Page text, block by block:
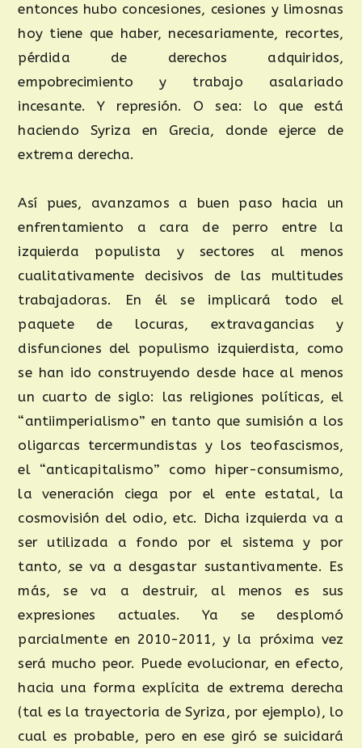
entonces hubo concesiones, cesiones y limosnas
hoy tiene que haber, necesariamente, recortes,
pérdida de derechos adquiridos,
empobrecimiento y trabajo asalariado
incesante. Y represión. O sea: lo que está
haciendo Syriza en Grecia, donde ejerce de
extrema derecha.
Así pues, avanzamos a buen paso hacia un
enfrentamiento a cara de perro entre la
izquierda populista y sectores al menos
cualitativamente decisivos de las multitudes
trabajadoras. En él se implicará todo el
paquete de locuras, extravagancias y
disfunciones del populismo izquierdista, como
se han ido construyendo desde hace al menos
un cuarto de siglo: las religiones políticas, el
“antiimperialismo” en tanto que sumisión a los
oligarcas tercermundistas y los teofascismos,
el “anticapitalismo” como hiper-consumismo,
la veneración ciega por el ente estatal, la
cosmovisión del odio, etc. Dicha izquierda va a
ser utilizada a fondo por el sistema y por
tanto, se va a desgastar sustantivamente. Es
más, se va a destruir, al menos es sus
expresiones actuales. Ya se desplomó
parcialmente en 2010-2011, y la próxima vez
será mucho peor. Puede evolucionar, en efecto,
hacia una forma explícita de extrema derecha
(tal es la trayectoria de Syriza, por ejemplo), lo
cual es probable, pero en ese giró se suicidará